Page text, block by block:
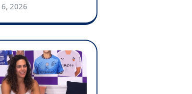
6, 2026